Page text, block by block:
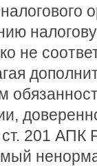
не
ст. 201